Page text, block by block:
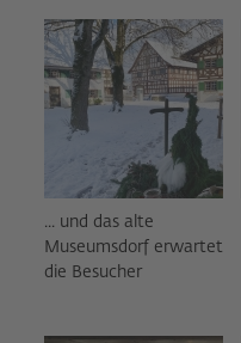
... und das alte
Museumsdorf erwartet
die Besucher